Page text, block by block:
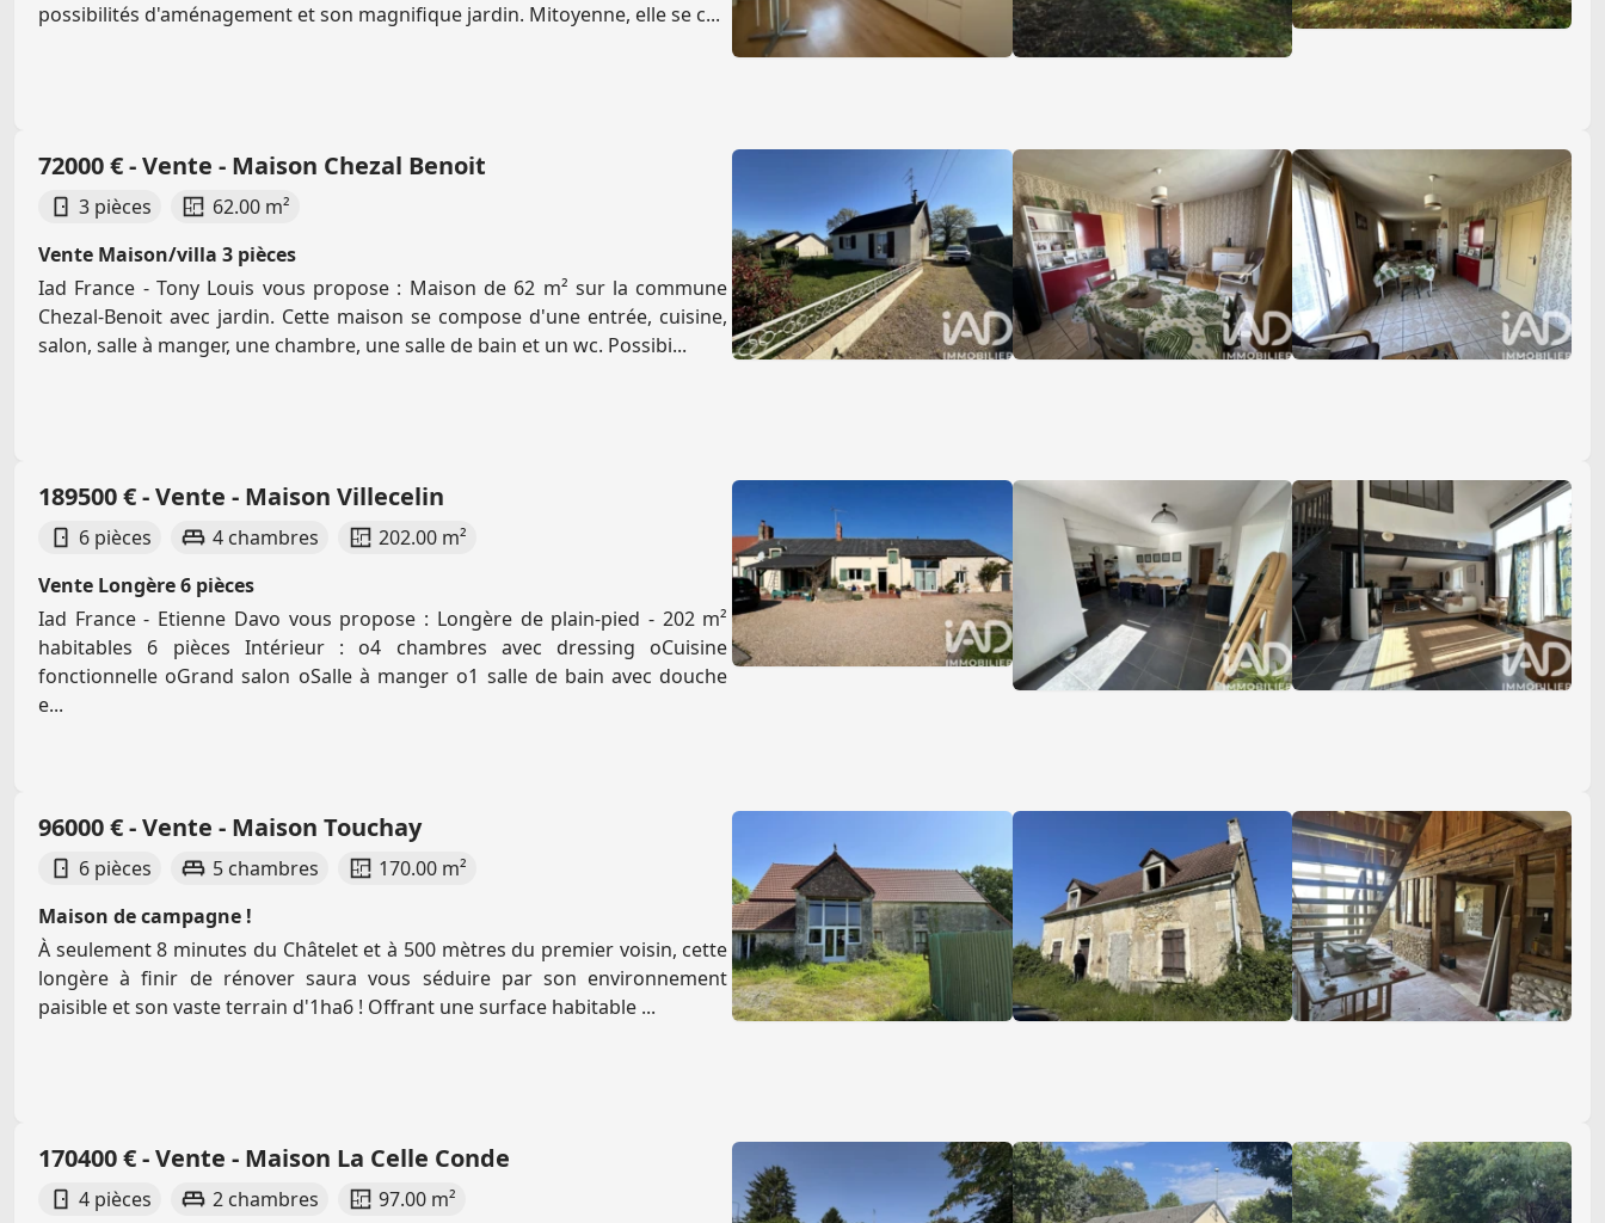
possibilités d'aménagement et son magnifique jardin. Mitoyenne, elle se c...
72000 € - Vente - Maison Chezal Benoit
3 pièces
62.00 m²
Vente Maison/villa 3 pièces
Iad France - Tony Louis vous propose : Maison de 62 m² sur la commune
Chezal-Benoit avec jardin. Cette maison se compose d'une entrée, cuisine,
salon, salle à manger, une chambre, une salle de bain et un wc. Possibi...
189500 € - Vente - Maison Villecelin
6 pièces 4 chambres
202.00 m²
Vente Longère 6 pièces
Iad France - Etienne Davo vous propose : Longère de plain-pied - 202 m²
habitables 6 pièces Intérieur : o4 chambres avec dressing oCuisine
fonctionnelle oGrand salon oSalle à manger o1 salle de bain avec douche
e...
96000 € - Vente - Maison Touchay
6 pièces 5 chambres
170.00 m²
Maison de campagne !
À seulement 8 minutes du Châtelet et à 500 mètres du premier voisin, cette
longère à finir de rénover saura vous séduire par son environnement
paisible et son vaste terrain d'1ha6 ! Offrant une surface habitable ...
170400 € - Vente - Maison La Celle Conde
4 pièces 2 chambres 97.00 m²